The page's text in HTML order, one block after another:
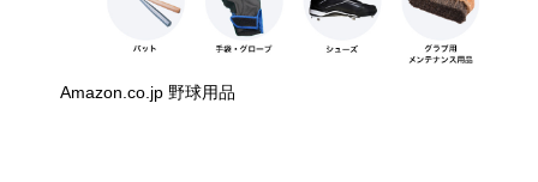
Amazon.co.jp 野球用品